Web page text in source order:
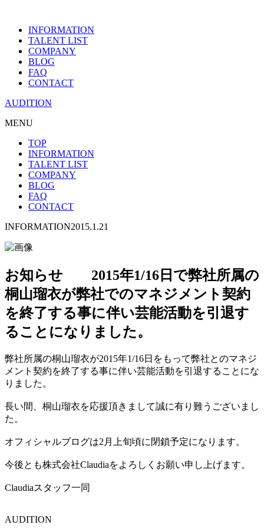
INFORMATION
TALENT LIST
COMPANY
BLOG
FAQ
CONTACT
AUDITION
MENU
TOP
INFORMATION
TALENT LIST
COMPANY
BLOG
FAQ
CONTACT
INFORMATION2015.1.21
お知らせ 2015年1/16日で弊社所属の
桐山瑠衣が弊社でのマネジメント契約
を終了する事に伴い芸能活動を引退す
ることになりました。
弊社所属の桐山瑠衣が2015年1/16日をもって弊社とのマネジ
メント契約を終了する事に伴い芸能活動を引退することにな
りました。
長い間、桐山瑠衣を応援頂きまして誠に有り難うございまし
た。
オフィシャルブログは2月上旬頃に閉鎖予定になります。
今後とも株式会社Claudiaをよろしくお願い申し上げます。
Claudiaスタッフ一同
AUDITION